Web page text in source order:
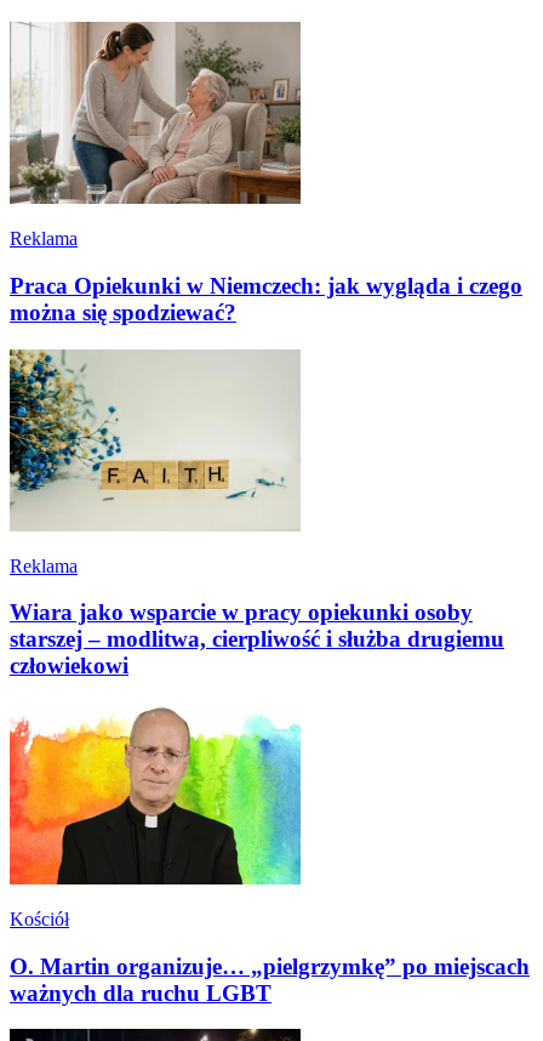
Reklama
Praca Opiekunki w Niemczech: jak wygląda i czego
można się spodziewać?
Reklama
Wiara jako wsparcie w pracy opiekunki osoby
starszej – modlitwa, cierpliwość i służba drugiemu
człowiekowi
Kościół
O. Martin organizuje… „pielgrzymkę” po miejscach
ważnych dla ruchu LGBT